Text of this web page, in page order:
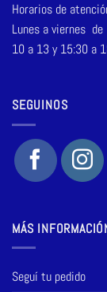
Horarios de
Lunes a viernes de
10 a 13 y 15:30 a
SEGUINOS
MÁS
Seguí tu pedido